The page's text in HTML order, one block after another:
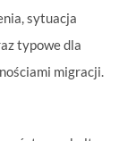
sytuacja
typowe dla
migracji.